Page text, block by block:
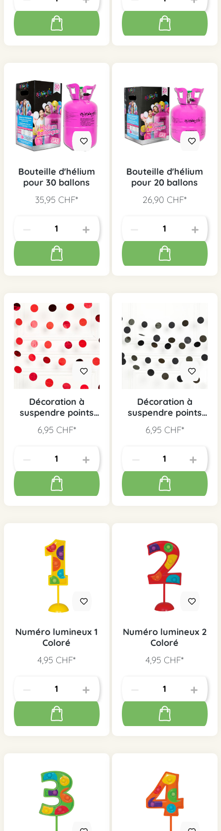
Bouteille d'hélium
pour 30 ballons
35,95 CHF*
Bouteille d'hélium
pour 20 ballons
26,90 CHF*
Décoration à
suspendre points
6,95 CHF*
Décoration à
suspendre points
6,95 CHF*
Numéro lumineux 1
Coloré
4,95 CHF*
Numéro lumineux 2
Coloré
4,95 CHF*